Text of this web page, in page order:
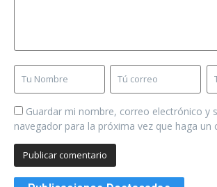
Guardar mi nombre, correo electrónico y
navegador para la próxima vez que haga un